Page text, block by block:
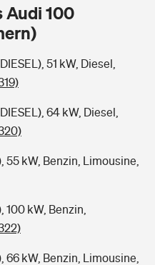
ist Ihr Haus?
für deine Kids
ich im Alter?
Audi 100
51 kW, Diesel,
64 kW, Diesel,
55 kW, Benzin, Limousine,
100 kW, Benzin,
66 kW, Benzin, Limousine,